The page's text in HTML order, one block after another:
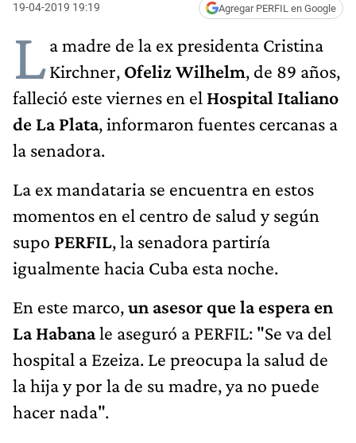
19-04-2019 19:19 Agregar PERFIL en Google
La madre de la ex presidenta Cristina
Kirchner, Ofeliz Wilhelm, de 89 años,
falleció este viernes en el Hospital Italiano
de La Plata, informaron fuentes cercanas a
la senadora.
La ex mandataria se encuentra en estos
momentos en el centro de salud y según
supo PERFIL, la senadora partiría
igualmente hacia Cuba esta noche.
En este marco,un asesor que la espera en
La Habanale aseguró a PERFIL: "Se va del
hospital a Ezeiza. Le preocupa la salud de
la hija y por la de su madre, ya no puede
hacer nada".